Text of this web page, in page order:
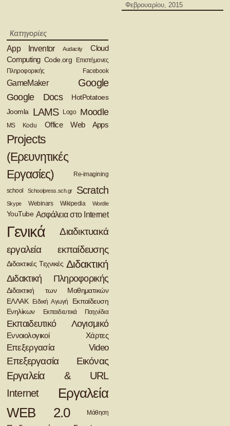
Φεβρουαρίου, 2015
Κατηγορίες
App Inventor Audacity
Cloud
Computing Code.org
Eπιστήμονες
Πληροφορικής
Facebook
GameMaker Google
Google Docs
HotPotatoes
Joomla
LAMS Logo Moodle
MS Kodu Office Web Apps
Projects
(Ερευνητικές
Εργασίες)
Re-imagining
school Schoolpress.sch.gr Scratch
Skype Webinars Wikipedia Wordle
YouTube Ασφάλεια στο Ιnternet
Γενικά
Διαδικτυακά
εργαλεία εκπαίδευσης
Διδακτικές Τεχνικές Διδακτική
Διδακτική Πληροφορικής
Διδακτική των Μαθηματικών
ΕΛΛΑΚ
Ειδική Αγωγή
Εκπαίδευση
Ενηλίκων
Εκπαιδευτικά Παιχνίδια
Εκπαιδευτικό Λογισμικό
Εννοιολογικοί Χάρτες
Επεξεργασία Video
Επεξεργασία Εικόνας
Εργαλεία & URL
Internet
Εργαλεία
WEB 2.0
Μάθηση